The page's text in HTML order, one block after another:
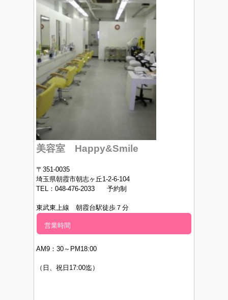
美容室 Happy&Smile
〒351-0035
埼玉県朝霞市朝志ヶ丘1-2-6-104
TEL：048-476-2033 予約制
東武東上線 朝霞台駅徒歩７分
営業時間
AM9：30～PM18:00
（日、祝日17:00迄）